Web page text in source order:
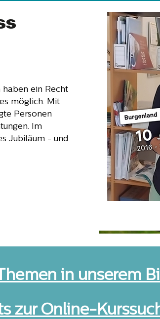
gesunken
als "PISA für
Austria
zehn
zu
haben ein Recht
möglich. Mit
Personen
Im
Jubiläum - und
in unserem
zur Online-